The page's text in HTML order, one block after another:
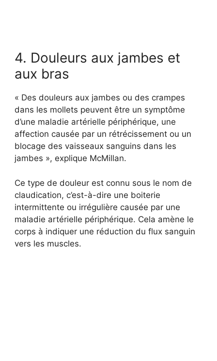
4. Douleurs aux jambes et
aux bras
« Des douleurs aux jambes ou des crampes
dans les mollets peuvent être un symptôme
d’une maladie artérielle périphérique, une
affection causée par un rétrécissement ou un
blocage des vaisseaux sanguins dans les
jambes », explique McMillan.
Ce type de douleur est connu sous le nom de
claudication, c’est-à-dire une boiterie
intermittente ou irrégulière causée par une
maladie artérielle périphérique. Cela amène le
corps à indiquer une réduction du flux sanguin
vers les muscles.